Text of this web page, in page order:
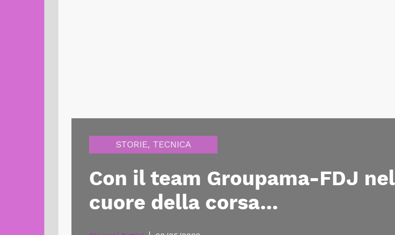
STORIE, TECNICA
Con il team Groupama-FDJ nel
cuore della corsa...